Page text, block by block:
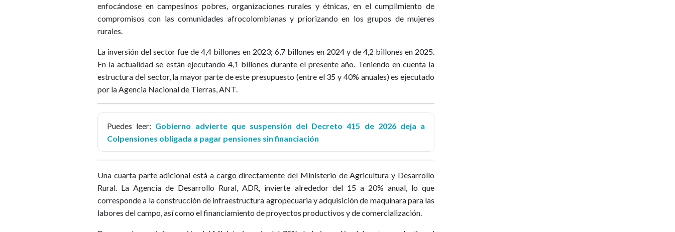
enfocándose en campesinos pobres, organizaciones rurales y étnicas, en el cumplimiento de
compromisos con las comunidades afrocolombianas y priorizando en los grupos de mujeres
rurales.
La inversión del sector fue de 4,4 billones en 2023; 6,7 billones en 2024 y de 4,2 billones en 2025.
En la actualidad se están ejecutando 4,1 billones durante el presente año. Teniendo en cuenta la
estructura del sector, la mayor parte de este presupuesto (entre el 35 y 40% anuales) es ejecutado
por la Agencia Nacional de Tierras, ANT.
Puedes leer: Gobierno advierte que suspensión del Decreto 415 de 2026 deja a
Colpensiones obligada a pagar pensiones sin financiación
Una cuarta parte adicional está a cargo directamente del Ministerio de Agricultura y Desarrollo
Rural. La Agencia de Desarrollo Rural, ADR, invierte alrededor del 15 a 20% anual, lo que
corresponde a la construcción de infraestructura agropecuaria y adquisición de maquinara para las
labores del campo, así como el financiamiento de proyectos productivos y de comercialización.